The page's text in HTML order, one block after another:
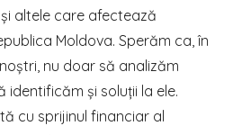
altele care afectează
Moldova. Sperăm ca, în
nu doar să analizăm
și soluții la ele.
cu sprijinul financiar al